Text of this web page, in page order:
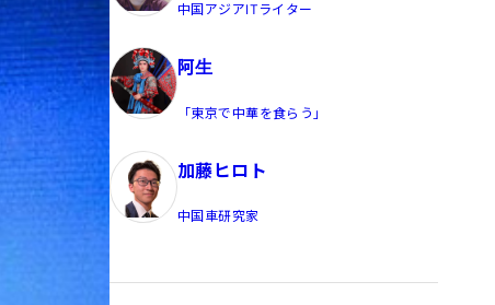
中国アジアITライター
阿生
「東京で中華を食らう」
加藤ヒロト
中国車研究家